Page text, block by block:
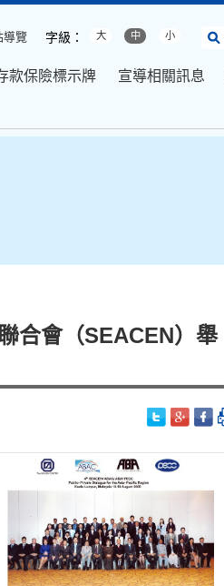
導覽 字級： 大 中 小
款保險標示牌 宣導相關訊息
合會（SEACEN）舉